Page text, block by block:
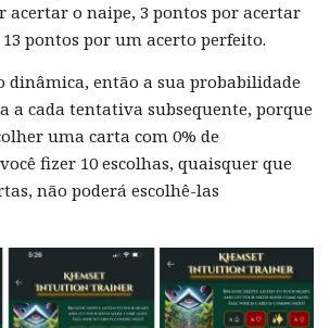
acertar o naipe, 3 pontos por acertar
pontos por um acerto perfeito.
dinâmica, então a sua probabilidade
a cada tentativa subsequente, porque
uma carta com 0% de
fizer 10 escolhas, quaisquer que
não poderá escolhê-las